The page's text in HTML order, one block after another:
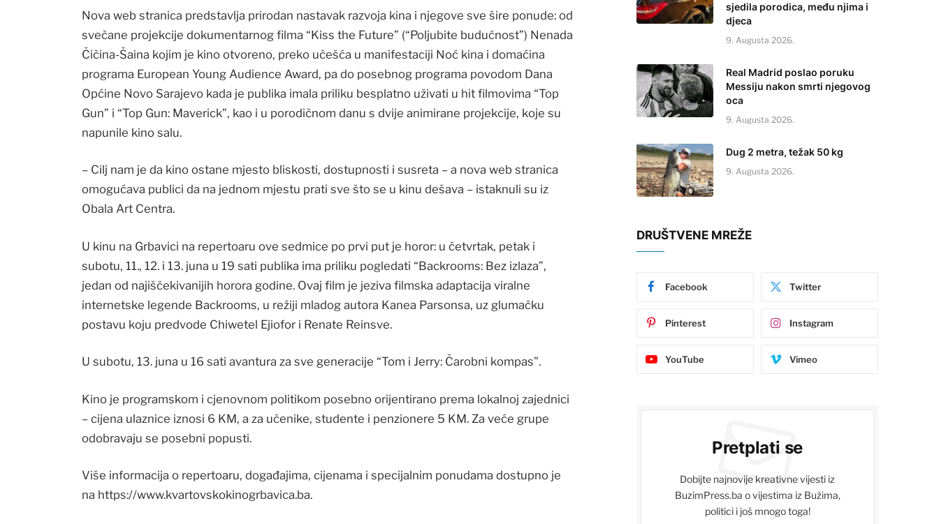
Nova web stranica predstavlja prirodan nastavak razvoja kina i njegove sve šire ponude: od
svečane projekcije dokumentarnog filma “Kiss the Future” (“Poljubite budućnost”) Nenada
Čičina-Šaina kojim je kino otvoreno, preko učešća u manifestaciji Noć kina i domaćina
programa European Young Audience Award, pa do posebnog programa povodom Dana
Općine Novo Sarajevo kada je publika imala priliku besplatno uživati u hit filmovima “Top
Gun” i “Top Gun: Maverick”, kao i u porodičnom danu s dvije animirane projekcije, koje su
napunile kino salu.
– Cilj nam je da kino ostane mjesto bliskosti, dostupnosti i susreta – a nova web stranica
omogućava publici da na jednom mjestu prati sve što se u kinu dešava – istaknuli su iz
Obala Art Centra.
U kinu na Grbavici na repertoaru ove sedmice po prvi put je horor: u četvrtak, petak i
subotu, 11., 12. i 13. juna u 19 sati publika ima priliku pogledati “Backrooms: Bez izlaza”,
jedan od najiščekivanijih horora godine. Ovaj film je jeziva filmska adaptacija viralne
internetske legende Backrooms, u režiji mladog autora Kanea Parsonsa, uz glumačku
postavu koju predvode Chiwetel Ejiofor i Renate Reinsve.
U subotu, 13. juna u 16 sati avantura za sve generacije “Tom i Jerry: Čarobni kompas”.
Kino je programskom i cjenovnom politikom posebno orijentirano prema lokalnoj zajednici
– cijena ulaznice iznosi 6 KM, a za učenike, studente i penzionere 5 KM. Za veće grupe
odobravaju se posebni popusti.
Više informacija o repertoaru, događajima, cijenama i specijalnim ponudama dostupno je
na https://www.kvartovskokinogrbavica.ba.
sjedila porodica, među njima i
djeca
9. Augusta 2026.
Real Madrid poslao poruku
Messiju nakon smrti njegovog
oca
9. Augusta 2026.
Dug 2 metra, težak 50 kg
9. Augusta 2026.
DRUŠTVENE MREŽE
Facebook Twitter
Pinterest Instagram
YouTube Vimeo
Pretplati se
Dobijte najnovije kreativne vijesti iz
BuzimPress.ba o vijestima iz Bužima,
politici i još mnogo toga!